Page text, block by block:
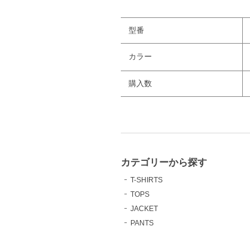
型番
カラー
購入数
カテゴリーから探す
T-SHIRTS
TOPS
JACKET
PANTS